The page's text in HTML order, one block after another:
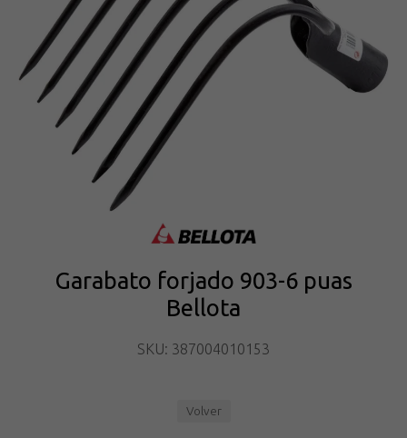
Garabato forjado 903-6 puas
Bellota
SKU: 387004010153
Volver